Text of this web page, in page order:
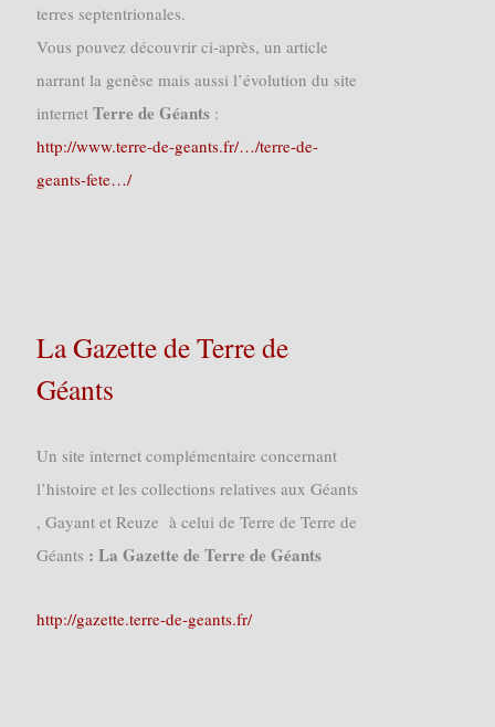
terres septentrionales.
Vous pouvez découvrir ci-après, un article
narrant la genèse mais aussi l’évolution du site
internet Terre de Géants :
http://www.terre-de-geants.fr/…/terre-de-
geants-fete…/
La Gazette de Terre de
Géants
Un site internet complémentaire concernant
l’histoire et les collections relatives aux Géants
, Gayant et Reuze à celui de Terre de Terre de
Géants : La Gazette de Terre de Géants
http://gazette.terre-de-geants.fr/